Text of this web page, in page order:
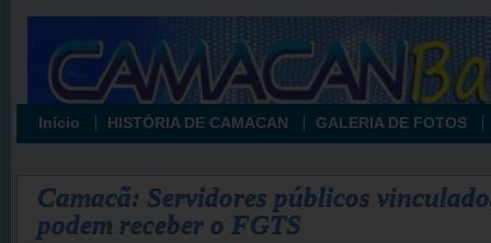
Início HISTÓRIA DE CAMACAN GALERIA DE FOTOS
Camacã: Servidores públicos
podem receber o FGTS